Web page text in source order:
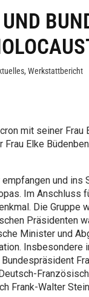
, Werkstattbericht
mit seiner
Elke
und
Im Anschluss
Die Gruppe
Präsidenten
Minister und
Insbesondere
Frank-Walter